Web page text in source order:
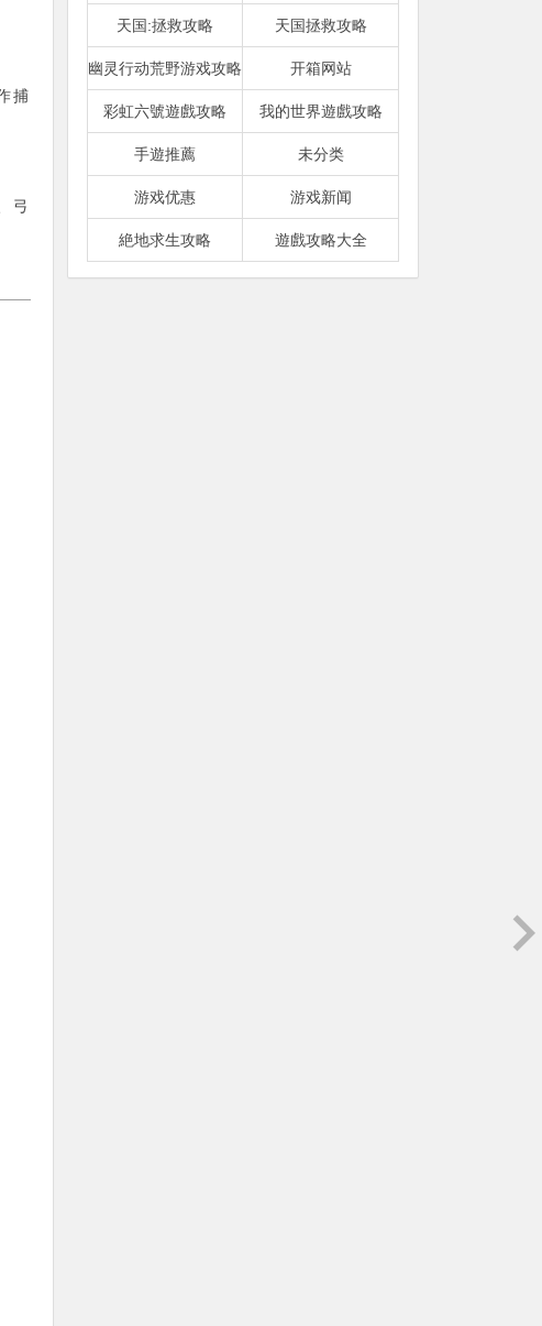
捕
弓
天国:拯救攻略 天国拯救攻略
幽灵行动荒野游戏攻略 开箱网站
彩虹六號遊戲攻略 我的世界遊戲攻略
手遊推薦 未分类
游戏优惠 游戏新闻
絶地求生攻略 遊戲攻略大全